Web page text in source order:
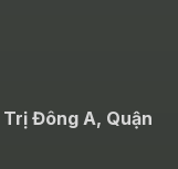
Đông A, Quận